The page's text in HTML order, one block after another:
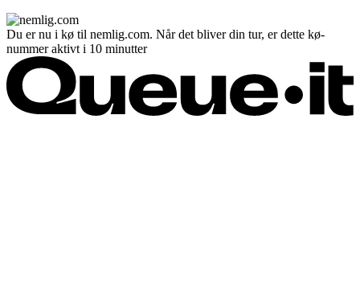
Du er nu i kø til nemlig.com. Når det bliver din tur, er dette kø-
nummer aktivt i 10 minutter